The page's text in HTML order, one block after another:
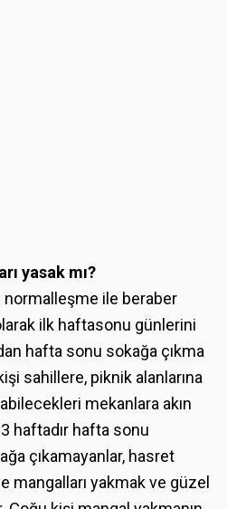
yasak mı?
ile beraber
ilk haftasonu günlerini
hafta sonu sokağa çıkma
sahillere, piknik alanlarına
mekanlara akın
haftadır hafta sonu
çıkamayanlar, hasret
mangalları yakmak ve güzel